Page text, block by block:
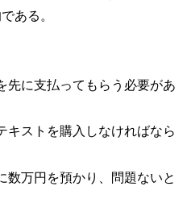
ある。
先に支払ってもらう必要があ
キストを購入しなければなら
数万円を預かり、問題ないと